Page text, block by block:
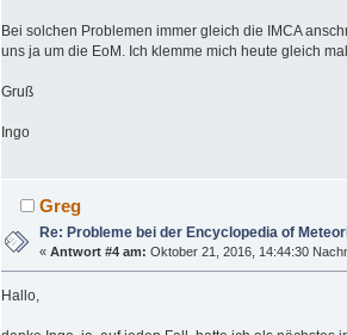
Bei solchen Problemen immer gleich die IMCA
uns ja um die EoM. Ich klemme mich heute gleich
Gruß
Ingo
Greg
Re: Probleme bei der Encyclopedia of
«Antwort #4 am: Oktober 21, 2016, 14:44:30
Hallo,